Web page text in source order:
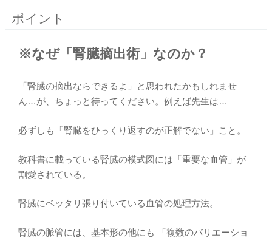
ポイント
※なぜ「腎臓摘出術」なのか？
「腎臓の摘出ならできるよ」と思われたかもしれませ
ん…が、ちょっと待ってください。例えば先生は…
必ずしも「腎臓をひっくり返すのが正解でない」こと。
教科書に載っている腎臓の模式図には「重要な血管」が
割愛されている。
腎臓にベッタリ張り付いている血管の処理方法。
腎臓の脈管には、基本形の他にも 「複数のバリエーショ